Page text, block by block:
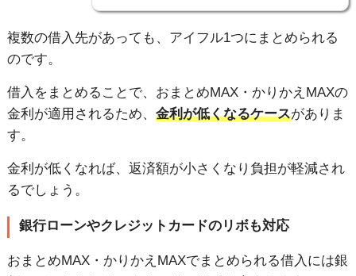
複数の借入先があっても、アイフル1つにまとめられる
のです。
借入をまとめることで、おまとめMAX・かりかえMAXの
金利が適用されるため、 金利が低くなるケースがありま
す。
金利が低くなれば、返済額が小さくなり負担が軽減され
るでしょう。
銀行ローンやクレジットカードのリボも対応
おまとめMAX・かりかえMAXでまとめられる借入には銀